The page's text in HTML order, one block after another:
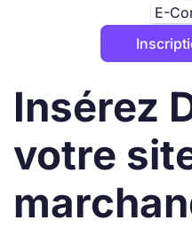
E-
Insérez
votre